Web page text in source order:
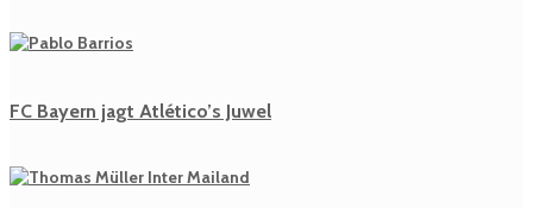
FC Bayern jagt Atlético’s Juwel